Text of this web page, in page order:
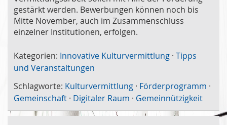
gestärkt werden. Bewerbungen können noch bis
Mitte November, auch im Zusammenschluss
einzelner Institutionen, erfolgen.
Kategorien: Innovative Kulturvermittlung · Tipps
und Veranstaltungen
Schlagworte: Kulturvermittlung · Förderprogramm ·
Gemeinschaft · Digitaler Raum · Gemeinnützigkeit